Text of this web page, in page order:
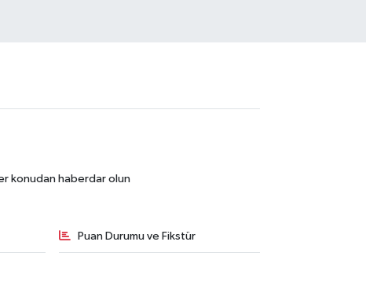
konudan haberdar olun
Puan Durumu ve Fikstür